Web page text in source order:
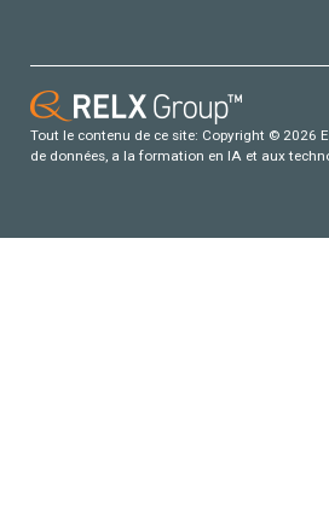
Tout le contenu de ce site: Copyright © 2026
de données, a la formation en IA et aux